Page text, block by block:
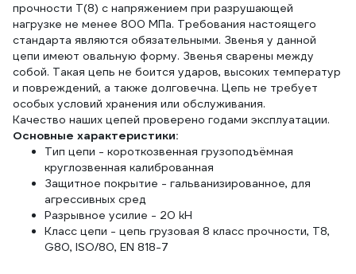
прочности Т(8) с напряжением при разрушающей
нагрузке не менее 800 МПа. Требования настоящего
стандарта являются обязательными. Звенья у данной
цепи имеют овальную форму. Звенья сварены между
собой. Такая цепь не боится ударов, высоких температур
и повреждений, а также долговечна. Цепь не требует
особых условий хранения или обслуживания.
Качество наших цепей проверено годами эксплуатации.
Основные характеристики:
Тип цепи - короткозвенная грузоподъёмная
круглозвенная калиброванная
Защитное покрытие - гальванизированное, для
агрессивных сред
Разрывное усилие - 20 kH
Класс цепи - цепь грузовая 8 класс прочности, Т8,
G80, ISO/80, EN 818-7